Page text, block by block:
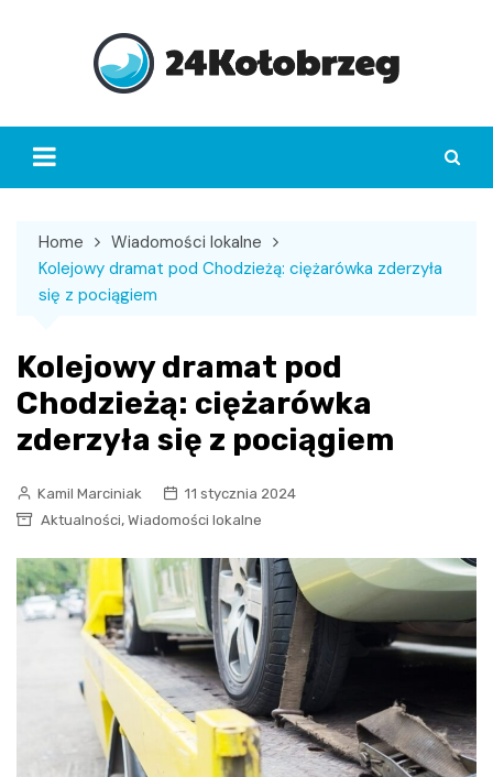
Home
Wiadomości lokalne
Kolejowy dramat pod Chodzieżą: ciężarówka zderzyła
się z pociągiem
Kolejowy dramat pod
Chodzieżą: ciężarówka
zderzyła się z pociągiem
Kamil Marciniak
11 stycznia 2024
Aktualności, Wiadomości lokalne